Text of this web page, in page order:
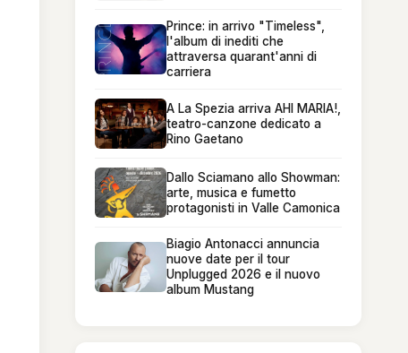
Prince: in arrivo "Timeless",
l'album di inediti che
attraversa quarant'anni di
carriera
A La Spezia arriva AHI MARIA!,
teatro-canzone dedicato a
Rino Gaetano
Dallo Sciamano allo Showman:
arte, musica e fumetto
protagonisti in Valle Camonica
Biagio Antonacci annuncia
nuove date per il tour
Unplugged 2026 e il nuovo
album Mustang